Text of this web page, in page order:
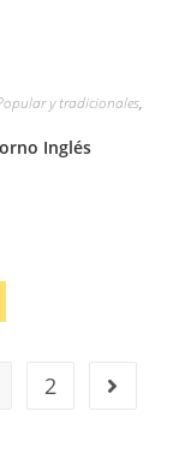
y tradicionales,
Inglés
2